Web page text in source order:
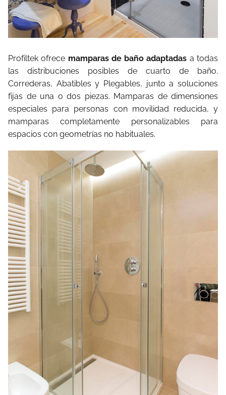
Profiltek ofrece mamparas de baño adaptadas a todas
las distribuciones posibles de cuarto de baño.
Correderas, Abatibles y Plegables, junto a soluciones
fijas de una o dos piezas. Mamparas de dimensiones
especiales para personas con movilidad reducida, y
mamparas completamente personalizables para
espacios con geometrías no habituales.